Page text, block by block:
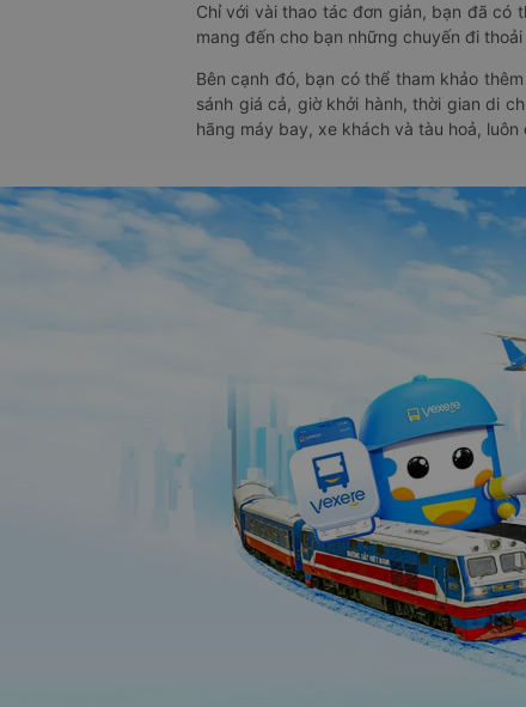
Chỉ với vài thao tác đơn giản, bạn đã có
mang đến cho bạn những chuyến đi
Bên cạnh đó, bạn có thể tham khảo
sánh giá cả, giờ khởi hành, thời gian di
hãng máy bay, xe khách và tàu hoả,